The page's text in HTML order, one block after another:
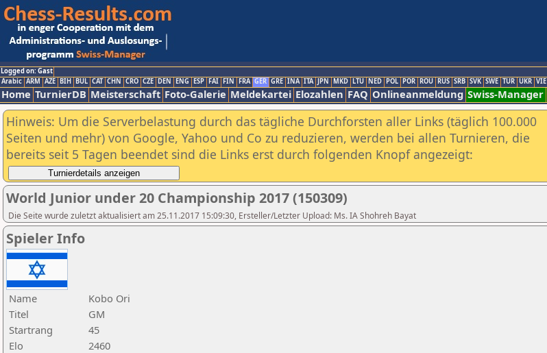
Logged on: Gast
Arabic ARM AZE BIH BUL CAT CHN CRO CZE DEN ENG ESP FAI FIN FRA GER GRE INA ITA JPN MKD LTU NED POL POR ROU RUS SRB SVK SWE TUR UKR VIE
Home TurnierDB Meisterschaft Foto-Galerie Meldekartei Elozahlen FAQ Onlineanmeldung Swiss-Manager
Hinweis: Um die Serverbelastung durch das tägliche Durchforsten aller Links (täglich 100.000
Seiten und mehr) von Google, Yahoo und Co zu reduzieren, werden bei allen Turnieren, die
bereits seit 5 Tagen beendet sind die Links erst durch folgenden Knopf angezeigt:
World Junior under 20 Championship 2017 (150309)
Die Seite wurde zuletzt aktualisiert am 25.11.2017 15:09:30, Ersteller/Letzter Upload: Ms. IA Shohreh Bayat
Spieler Info
Name
Kobo Ori
Titel
GM
Startrang
45
Elo
2460